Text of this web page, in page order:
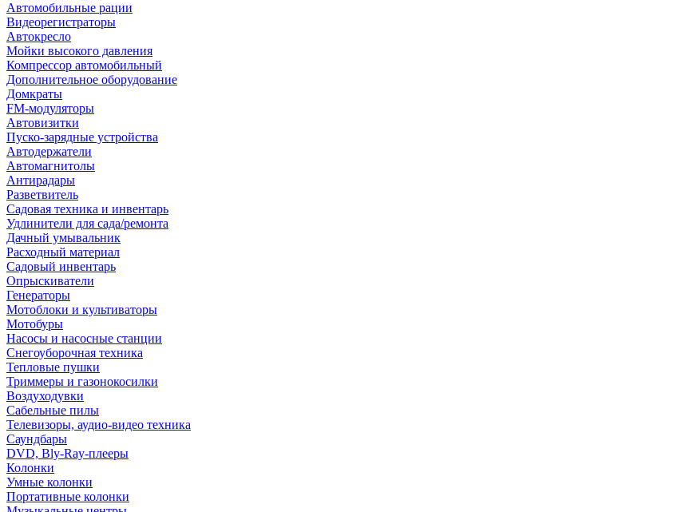
Автомобильные рации
Видеорегистраторы
Автокресло
Мойки высокого давления
Компрессор автомобильный
Дополнительное оборудование
Домкраты
FM-модуляторы
Автовизитки
Пуско-зарядные устройства
Автодержатели
Автомагнитолы
Антирадары
Разветвитель
Садовая техника и инвентарь
Удлинители для сада/ремонта
Дачный умывальник
Расходный материал
Садовый инвентарь
Опрыскиватели
Генераторы
Мотоблоки и культиваторы
Мотобуры
Насосы и насосные станции
Снегоуборочная техника
Тепловые пушки
Триммеры и газонокосилки
Воздуходувки
Сабельные пилы
Телевизоры, аудио-видео техника
Саундбары
DVD, Bly-Ray-плееры
Колонки
Умные колонки
Портативные колонки